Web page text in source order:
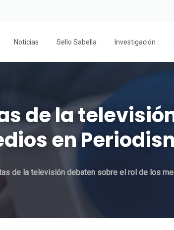
Noticias Sello Sabella Investigación
de la
en
de la televisión debaten sobre el rol de los